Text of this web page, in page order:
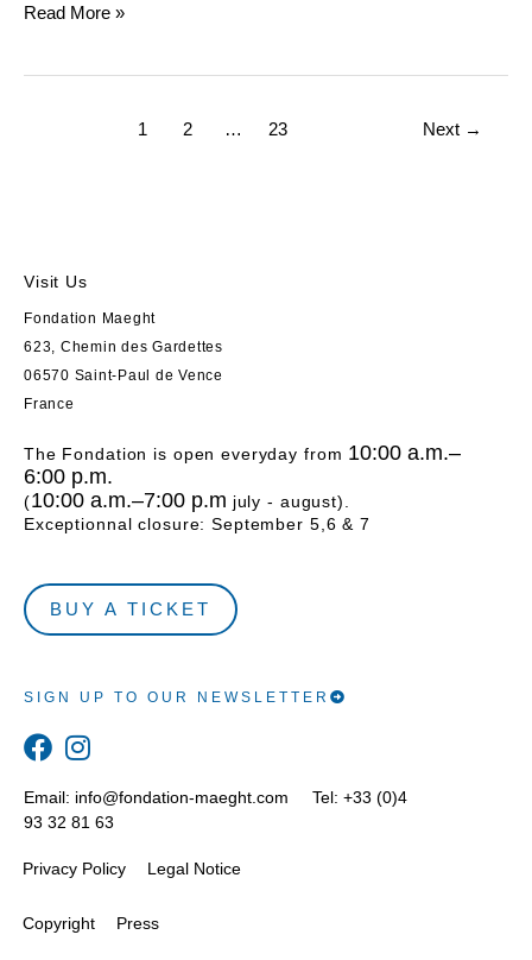
Read More »
1 2 … 23 Next →
Visit Us
Fondation Maeght
623, Chemin des Gardettes
06570 Saint-Paul de Vence
France
The Fondation is open everyday from 10:00 a.m.–
6:00 p.m.
(10:00 a.m.–7:00 p.m july - august).
Exceptionnal closure: September 5,6 & 7
BUY A TICKET
SIGN UP TO OUR NEWSLETTER
Privacy Policy Legal Notice
Copyright Press
Email: info@fondation-maeght.com Tel: +33 (0)4
93 32 81 63